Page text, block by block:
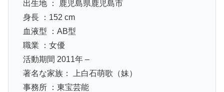
出生地 ： 鹿児島県鹿児島市
身長 ：152 cm
血液型 ：AB型
職業 ：女優
活動期間 2011年 –
著名な家族： 上白石萌歌（妹）
事務所 ：東宝芸能